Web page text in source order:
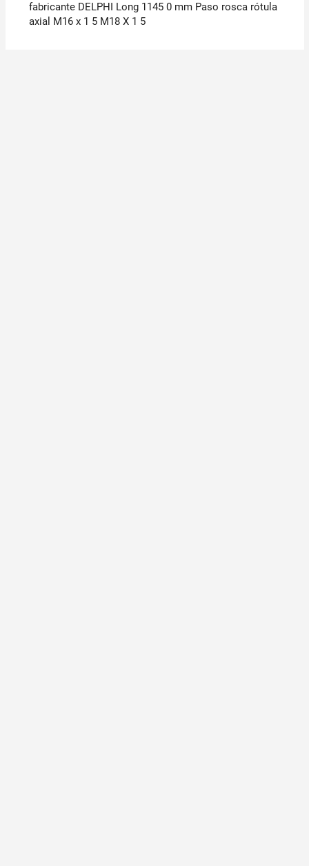
fabricante DELPHI Long 1145 0 mm Paso rosca rótula
axial M16 x 1 5 M18 X 1 5